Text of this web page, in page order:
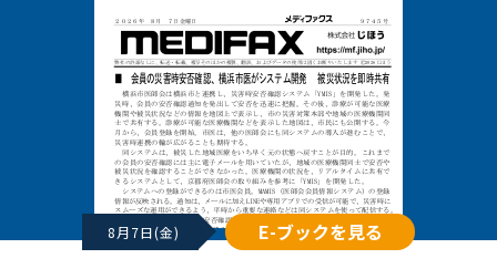
8月7日(金) E-ブックを見る